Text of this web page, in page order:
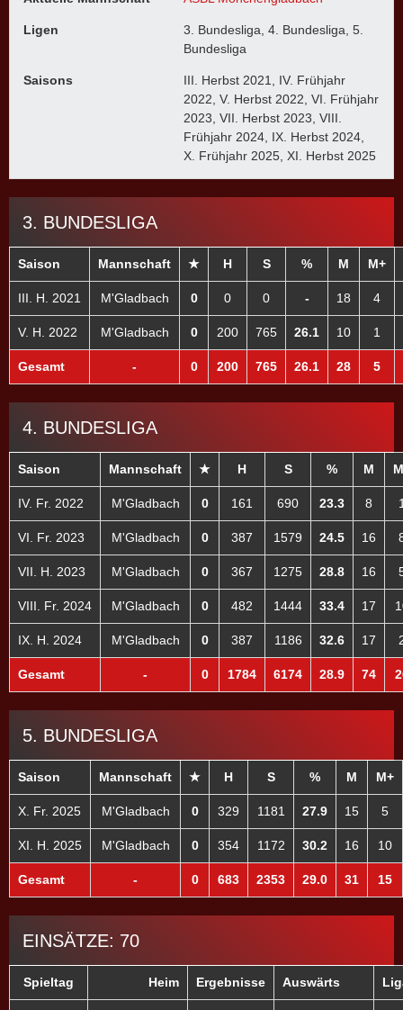
Ligen
3. Bundesliga, 4. Bundesliga, 5.
Bundesliga
Saisons
III. Herbst 2021, IV. Frühjahr
2022, V. Herbst 2022, VI. Frühjahr
2023, VII. Herbst 2023, VIII.
Frühjahr 2024, IX. Herbst 2024,
X. Frühjahr 2025, XI. Herbst 2025
3. BUNDESLIGA
Saison Mannschaft ★ H S % M M+
III. H. 2021 M'Gladbach 0 0 0 - 18 4
V. H. 2022 M'Gladbach 0 200 765 26.1 10 1
Gesamt - 0 200 765 26.1 28 5
4. BUNDESLIGA
Saison Mannschaft ★ H S % M
IV. Fr. 2022 M'Gladbach 0 161 690 23.3 8
VI. Fr. 2023 M'Gladbach 0 387 1579 24.5 16
VII. H. 2023 M'Gladbach 0 367 1275 28.8 16
VIII. Fr. 2024 M'Gladbach 0 482 1444 33.4 17
IX. H. 2024 M'Gladbach 0 387 1186 32.6 17
Gesamt - 0 1784 6174 28.9 74
5. BUNDESLIGA
Saison Mannschaft ★ H S % M M+
X. Fr. 2025 M'Gladbach 0 329 1181 27.9 15 5
XI. H. 2025 M'Gladbach 0 354 1172 30.2 16 10
Gesamt - 0 683 2353 29.0 31 15
EINSÄTZE: 70
Spieltag Heim Ergebnisse Auswärts